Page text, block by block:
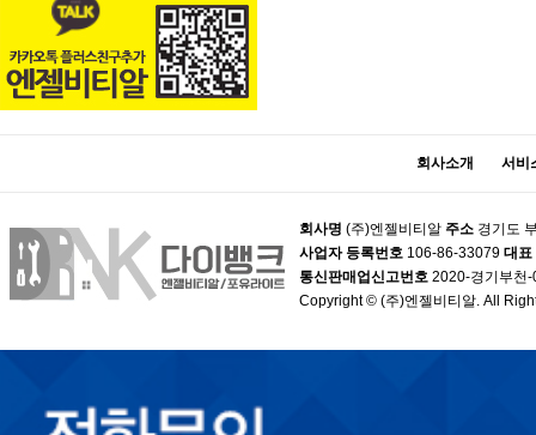
회사소개 서비
회사명 (주)엔젤비티알 주소 경기도
사업자 등록번호 106-86-33079 대표
통신판매업신고번호 2020-경기부천
Copyright © (주)엔젤비티알. All